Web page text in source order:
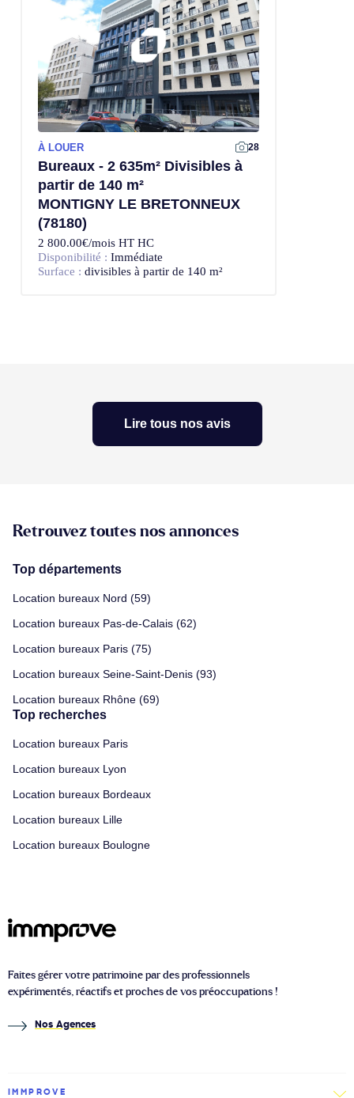
À LOUER 28
Bureaux - 2 635m² Divisibles à
partir de 140 m²
MONTIGNY LE BRETONNEUX
(78180)
2 800.00€/mois HT HC
Disponibilité : Immédiate
Surface : divisibles à partir de 140 m²
Lire tous nos avis
Retrouvez toutes nos annonces
Top départements
Location bureaux Nord (59)
Location bureaux Pas-de-Calais (62)
Location bureaux Paris (75)
Location bureaux Seine-Saint-Denis (93)
Location bureaux Rhône (69)
Top recherches
Location bureaux Paris
Location bureaux Lyon
Location bureaux Bordeaux
Location bureaux Lille
Location bureaux Boulogne
Faites gérer votre patrimoine par des professionnels
expérimentés, réactifs et proches de vos préoccupations !
Nos Agences
IMMPROVE